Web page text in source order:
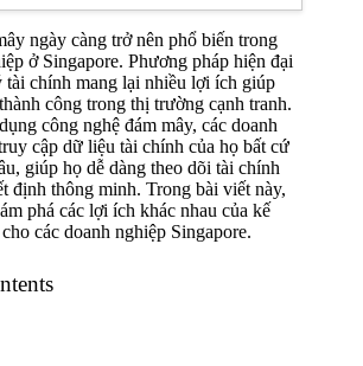
ngày càng trở nên phổ biến trong
ở Singapore. Phương pháp hiện đại
tài chính mang lại nhiều lợi ích giúp
công trong thị trường cạnh tranh.
công nghệ đám mây, các doanh
cập dữ liệu tài chính của họ bất cứ
giúp họ dễ dàng theo dõi tài chính
định thông minh. Trong bài viết này,
phá các lợi ích khác nhau của kế
các doanh nghiệp Singapore.